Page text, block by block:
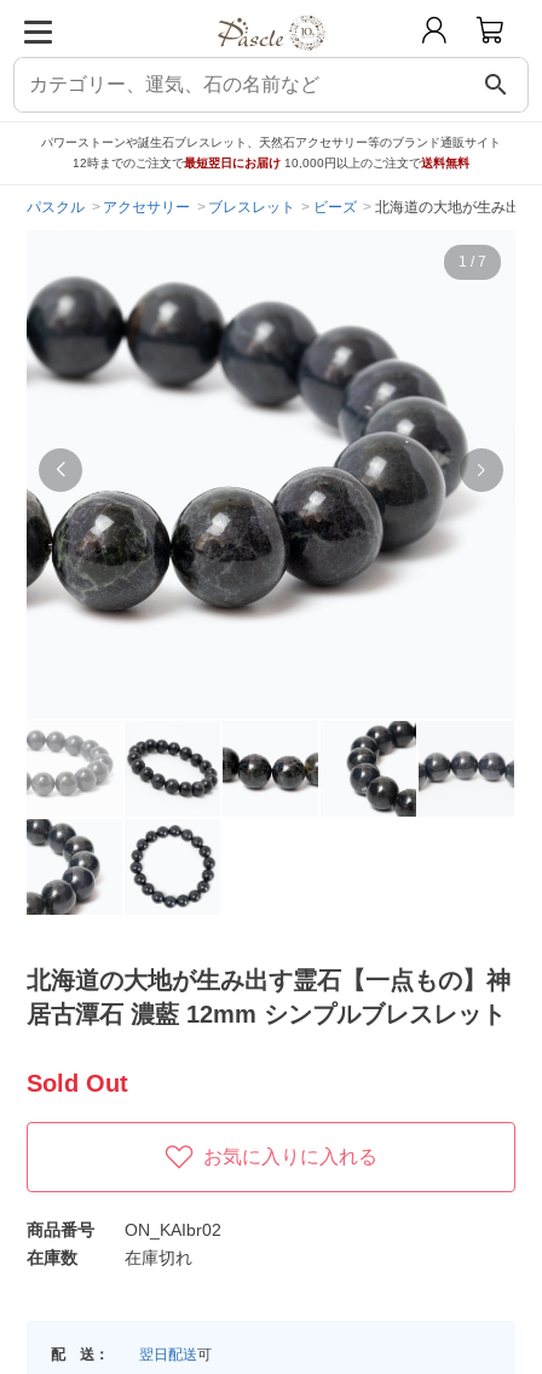
search
パワーストーンや誕生石ブレスレット、天然石アクセサリー等のブランド通販サイト
12時までのご注文で最短翌日にお届け 10,000円以上のご注文で送料無料
パスクル アクセサリー ブレスレット ビーズ 北海道の大地が生み出す
1 / 7
北海道の大地が生み出す霊石【一点もの】神
居古潭石 濃藍 12mm シンプルブレスレット
Sold Out
お気に入りに入れる
商品番号
ON_KAIbr02
在庫数
在庫切れ
配 送： 翌日配送可